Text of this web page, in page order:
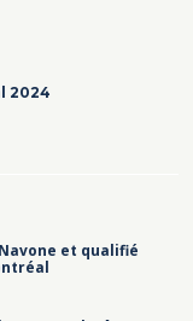
2024
et qualifié